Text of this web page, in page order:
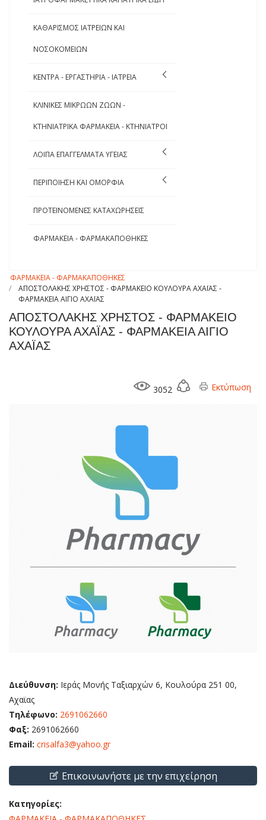
ΚΑΘΑΡΙΣΜΟΣ ΙΑΤΡΕΙΩΝ ΚΑΙ
ΝΟΣΟΚΟΜΕΙΩΝ
ΚΕΝΤΡΑ - ΕΡΓΑΣΤΗΡΙΑ - ΙΑΤΡΕΙΑ
ΚΛΙΝΙΚΕΣ ΜΙΚΡΩΩΝ ΖΩΩΝ -
ΚΤΗΝΙΑΤΡΙΚΑ ΦΑΡΜΑΚΕΙΑ - ΚΤΗΝΙΑΤΡΟΙ
ΛΟΙΠΑ ΕΠΑΓΓΕΛΜΑΤΑ ΥΓΕΙΑΣ
ΠΕΡΙΠΟΙΗΣΗ ΚΑΙ ΟΜΟΡΦΙΑ
ΠΡΟΤΕΙΝΟΜΕΝΕΣ ΚΑΤΑΧΩΡΗΣΕΙΣ
ΦΑΡΜΑΚΕΙΑ - ΦΑΡΜΑΚΑΠΟΘΗΚΕΣ
ΦΑΡΜΑΚΕΙΑ - ΦΑΡΜΑΚΑΠΟΘΗΚΕΣ
ΑΠΟΣΤΟΛΑΚΗΣ ΧΡΗΣΤΟΣ - ΦΑΡΜΑΚΕΙΟ ΚΟΥΛΟΥΡΑ ΑΧΑΪΑΣ -
ΦΑΡΜΑΚΕΙΑ ΑΙΓΙΟ ΑΧΑΪΑΣ
ΑΠΟΣΤΟΛΑΚΗΣ ΧΡΗΣΤΟΣ - ΦΑΡΜΑΚΕΙΟ
ΚΟΥΛΟΥΡΑ ΑΧΑΪΑΣ - ΦΑΡΜΑΚΕΙΑ ΑΙΓΙΟ
ΑΧΑΪΑΣ
3052 Εκτύπωση
Διεύθυνση: Ιεράς Μονής Ταξιαρχών 6, Κουλούρα 251 00,
Αχαϊας
Τηλέφωνο: 2691062660
Φαξ: 2691062660
Email: crisalfa3@yahoo.gr
Επικοινωνήστε με την επιχείρηση
Κατηγορίες: